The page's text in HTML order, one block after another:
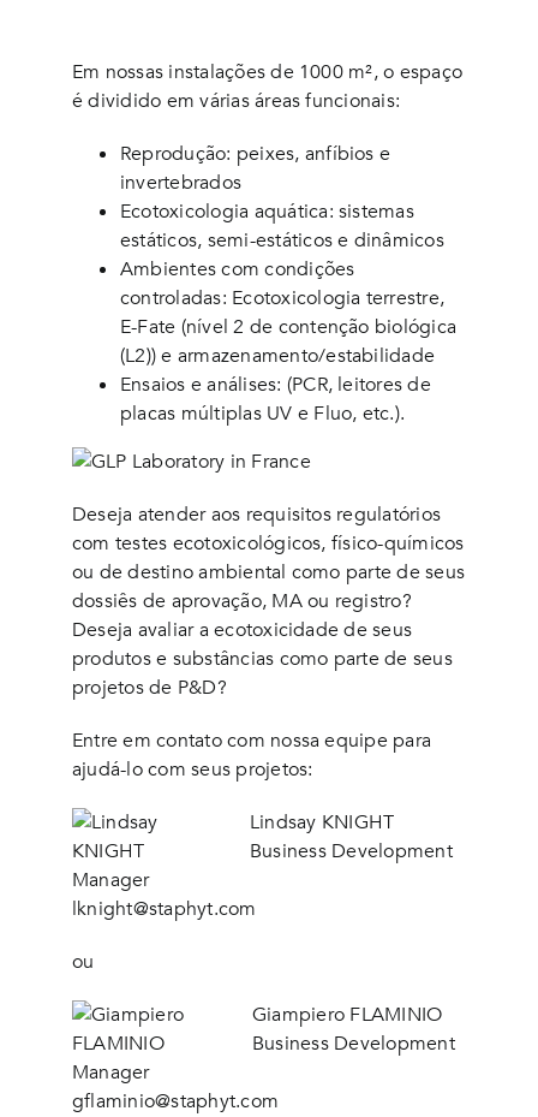
Em nossas instalações de 1000 m², o espaço
é dividido em várias áreas funcionais:
Reprodução: peixes, anfíbios e
invertebrados
Ecotoxicologia aquática: sistemas
estáticos, semi-estáticos e dinâmicos
Ambientes com condições
controladas: Ecotoxicologia terrestre,
E-Fate (nível 2 de contenção biológica
(L2)) e armazenamento/estabilidade
Ensaios e análises: (PCR, leitores de
placas múltiplas UV e Fluo, etc.).
Deseja atender aos requisitos regulatórios
com testes ecotoxicológicos, físico-químicos
ou de destino ambiental como parte de seus
dossiês de aprovação, MA ou registro?
Deseja avaliar a ecotoxicidade de seus
produtos e substâncias como parte de seus
projetos de P&D?
Entre em contato com nossa equipe para
ajudá-lo com seus projetos:
Lindsay KNIGHT
Business Development
Manager
lknight@staphyt.com
ou
Giampiero FLAMINIO
Business Development
Manager
gflaminio@staphyt.com